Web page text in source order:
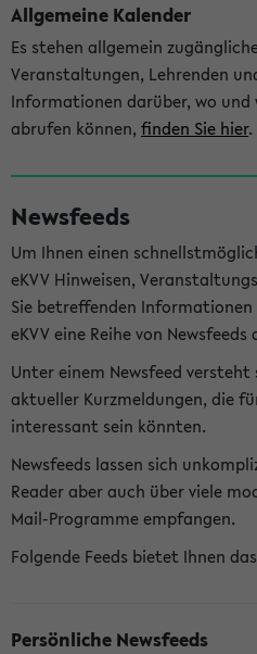
Allgemeine Kalender
Es stehen allgemein
Veranstaltungen, Lehrenden
Informationen darüber, wo und
abrufen können, finden Sie hier.
Newsfeeds
Um Ihnen einen
eKVV Hinweisen,
Sie betreffenden
eKVV eine Reihe von Newsfeeds
Unter einem Newsfeed
aktueller Kurzmeldungen, die
interessant sein könnten.
Newsfeeds lassen sich
Reader aber auch über viele
Mail-Programme empfangen.
Folgende Feeds bietet Ihnen
Persönliche Newsfeeds